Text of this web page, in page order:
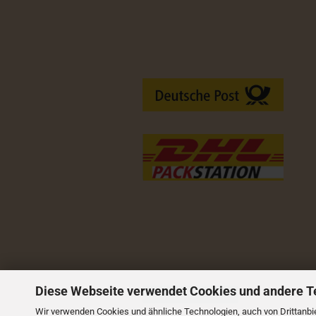
Diese Webseite verwendet Cookies und andere
Wir verwenden Cookies und ähnliche Technologien, auch von
Vertrag widerrufen